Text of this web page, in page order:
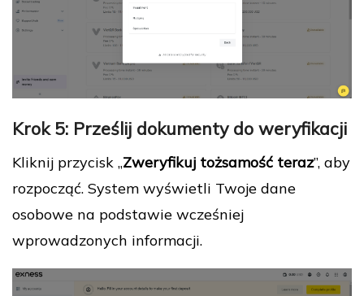
Krok 5: Prześlij dokumenty do weryfikacji
Kliknij przycisk „Zweryfikuj tożsamość teraz”, aby
rozpocząć. System wyświetli Twoje dane
osobowe na podstawie wcześniej
wprowadzonych informacji.